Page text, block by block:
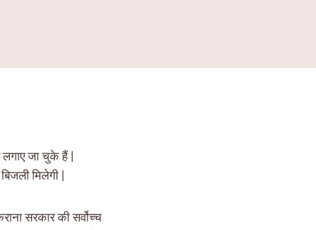
जा चुके हैं |
मिलेगी |
सरकार की सर्वोच्च